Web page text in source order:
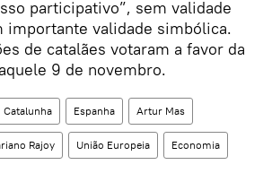
participativo”, sem validade
importante validade simbólica.
de catalães votaram a favor da
9 de novembro.
Catalunha Espanha Artur Mas
Rajoy União Europeia Economia